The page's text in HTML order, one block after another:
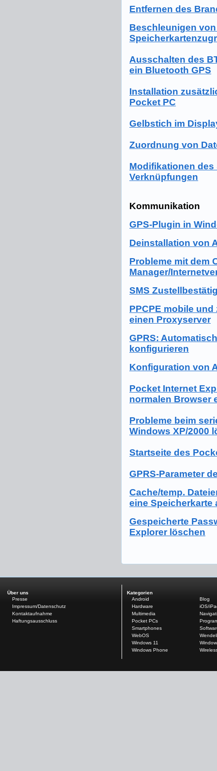
Entfernen des
Beschleunigen
Ausschalten des
ein Bluetooth GPS
Installation
Pocket PC
Gelbstich im
Zuordnung von
Modifikationen
Verknüpfungen
Kommunikation
GPS-Plugin in
Deinstallation von
Probleme mit dem
Manager/
SMS
PPCPE mobile
einen Proxyserver
GPRS:
konfigurieren
Konfiguration von
Pocket Internet
normalen Browser
Probleme beim
Windows XP/2000
Startseite des
GPRS-Parameter
Cache/temp.
eine Speicherkarte
Gespeicherte
Explorer löschen
Über uns
Presse
Impressum/Datenschutz
Kontaktaufnahme
Haftungsausschluss
Kategorien
Android
Blog
Hardware
iOS/
Multimedia
Pocket PCs
Smartphones
WebOS
Windows 11
Windows Phone